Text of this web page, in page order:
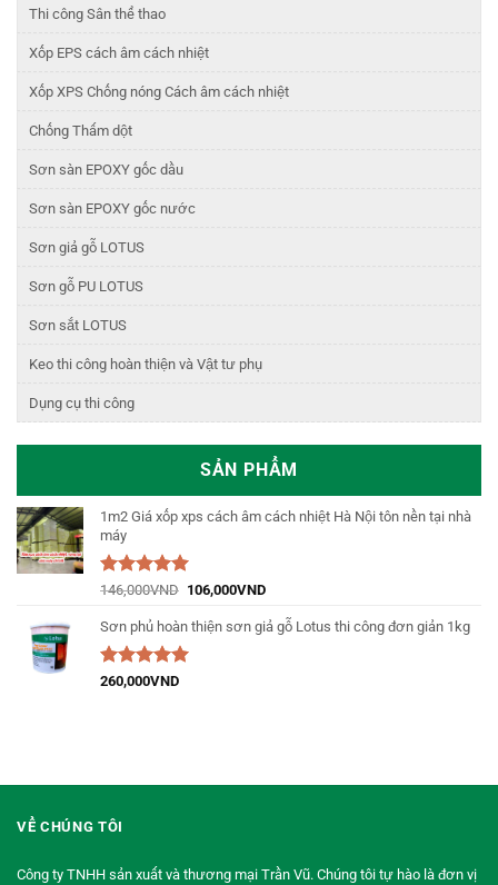
Thi công Sân thể thao
Xốp EPS cách âm cách nhiệt
Xốp XPS Chống nóng Cách âm cách nhiệt
Chống Thấm dột
Sơn sàn EPOXY gốc dầu
Sơn sàn EPOXY gốc nước
Sơn giả gỗ LOTUS
Sơn gỗ PU LOTUS
Sơn sắt LOTUS
Keo thi công hoàn thiện và Vật tư phụ
Dụng cụ thi công
SẢN PHẨM
1m2 Giá xốp xps cách âm cách nhiệt Hà Nội tôn nền tại nhà
máy
Được xếp
sao
146,000VND 106,000VND
Sơn phủ hoàn thiện sơn giả gỗ Lotus thi công đơn giản 1kg
Được xếp
260,000VND
VỀ CHÚNG TÔI
Công ty TNHH sản xuất và thương mại Trần Vũ. Chúng tôi tự hào là đơn vị